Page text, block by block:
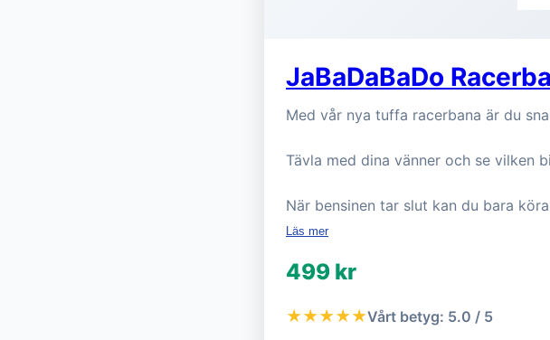
JaBaDaBaDo
Med vår nya tuffa racerbana är du
Tävla med dina vänner och se vilken
När bensinen tar slut kan du bara
Läs mer
499 kr
★★★★★Vårt betyg: 5.0 / 5